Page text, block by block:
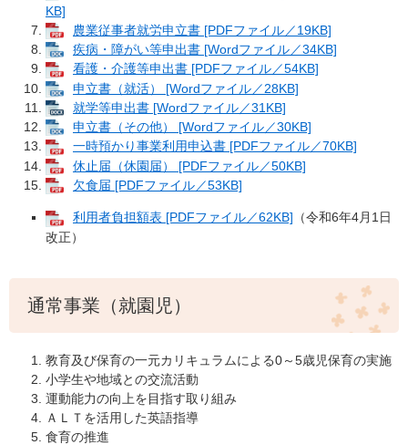
KB]
農業従事者就労申立書 [PDFファイル／19KB]
疾病・障がい等申出書 [Wordファイル／34KB]
看護・介護等申出書 [PDFファイル／54KB]
申立書（就活） [Wordファイル／28KB]
就学等申出書 [Wordファイル／31KB]
申立書（その他） [Wordファイル／30KB]
一時預かり事業利用申込書 [PDFファイル／70KB]
休止届（休園届） [PDFファイル／50KB]
欠食届 [PDFファイル／53KB]
利用者負担額表 [PDFファイル／62KB] （令和6年4月1日
改正）
通常事業（就園児）
教育及び保育の一元カリキュラムによる0～5歳児保育の実施
小学生や地域との交流活動
運動能力の向上を目指す取り組み
ＡＬＴを活用した英語指導
食育の推進